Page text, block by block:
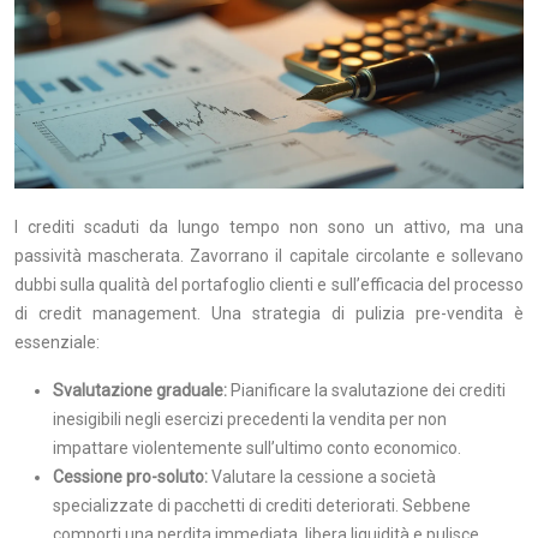
I crediti scaduti da lungo tempo non sono un attivo, ma una
passività mascherata. Zavorrano il capitale circolante e sollevano
dubbi sulla qualità del portafoglio clienti e sull’efficacia del processo
di credit management. Una strategia di pulizia pre-vendita è
essenziale:
Svalutazione graduale: Pianificare la svalutazione dei crediti
inesigibili negli esercizi precedenti la vendita per non
impattare violentemente sull’ultimo conto economico.
Cessione pro-soluto:Valutare la cessione a società
specializzate di pacchetti di crediti deteriorati. Sebbene
comporti una perdita immediata, libera liquidità e pulisce